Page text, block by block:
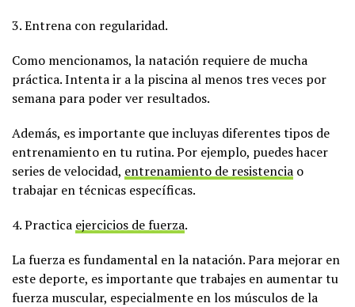
3. Entrena con regularidad.
Como mencionamos, la natación requiere de mucha
práctica. Intenta ir a la piscina al menos tres veces por
semana para poder ver resultados.
Además, es importante que incluyas diferentes tipos de
entrenamiento en tu rutina. Por ejemplo, puedes hacer
series de velocidad, entrenamiento de resistencia o
trabajar en técnicas específicas.
4. Practica ejercicios de fuerza.
La fuerza es fundamental en la natación. Para mejorar en
este deporte, es importante que trabajes en aumentar tu
fuerza muscular, especialmente en los músculos de la